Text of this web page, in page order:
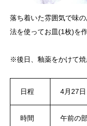
落ち着いた雰囲気で味
法を使ってお皿(1枚)を
※後日、釉薬をかけて
日程 4月27日
時間
午前の